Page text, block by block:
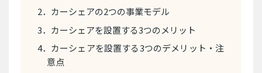
2．カーシェアの2つの事業モデル
3．カーシェアを設置する3つのメリット
4．カーシェアを設置する3つのデメリット・注
意点